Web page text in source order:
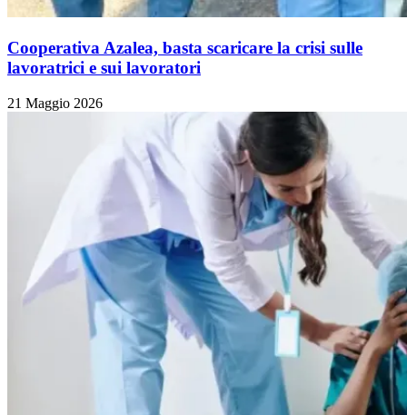
Cooperativa Azalea, basta scaricare la crisi sulle
lavoratrici e sui lavoratori
21 Maggio 2026